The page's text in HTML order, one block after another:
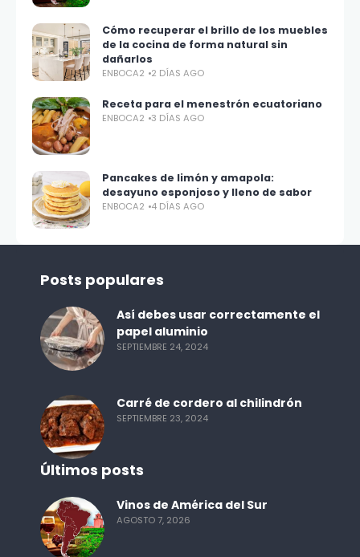
Cómo recuperar el brillo de los muebles
de la cocina de forma natural sin
dañarlos
ENBOCA2 2 DÍAS AGO
Receta para el menestrón ecuatoriano
ENBOCA2 3 DÍAS AGO
Pancakes de limón y amapola:
desayuno esponjoso y lleno de sabor
ENBOCA2 4 DÍAS AGO
Posts populares
Así debes usar correctamente el
papel aluminio
SEPTIEMBRE 24, 2024
Carré de cordero al chilindrón
SEPTIEMBRE 23, 2024
Últimos posts
Vinos de América del Sur
AGOSTO 7, 2026